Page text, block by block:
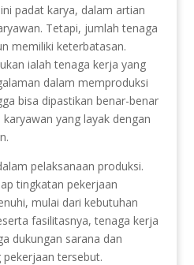
padat karya, dalam artian
Tetapi, jumlah tenaga
memiliki keterbatasan.
ialah tenaga kerja yang
dalam memproduksi
bisa dipastikan benar-benar
yang layak dengan
pelaksanaan produksi.
tingkatan pekerjaan
mulai dari kebutuhan
fasilitasnya, tenaga kerja
dukungan sarana dan
tersebut.